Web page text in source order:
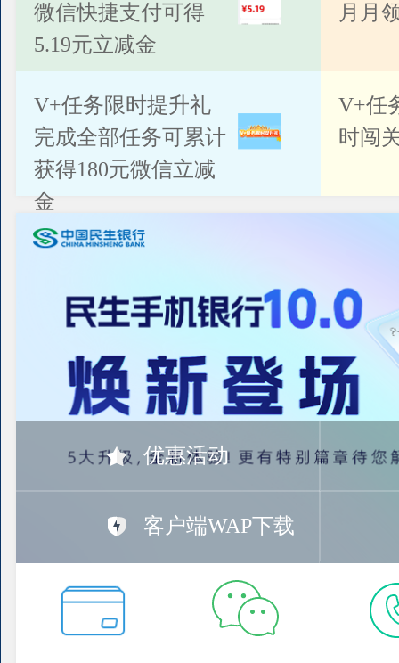
微信快捷支付可得
5.19元立减金
月月
V+任务限时提升礼
完成全部任务可累计
获得180元微信立减
金
V+任
时闯
优惠活动
客户端WAP下载